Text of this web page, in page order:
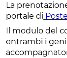
La
portale di
Il modulo del
entrambi i